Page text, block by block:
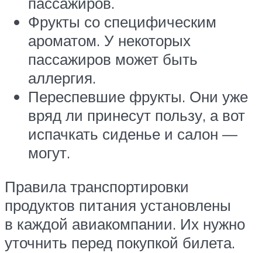
Фрукты со специфическим
ароматом. У некоторых
пассажиров может быть
аллергия.
Переспевшие фрукты. Они уже
вряд ли принесут пользу, а вот
испачкать сиденье и салон —
могут.
Правила транспортировки
продуктов питания установлены
в каждой авиакомпании. Их нужно
уточнить перед покупкой билета.